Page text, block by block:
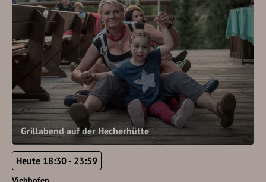
Grillabend auf der Hecherhütte
Heute 18:30 - 23:59